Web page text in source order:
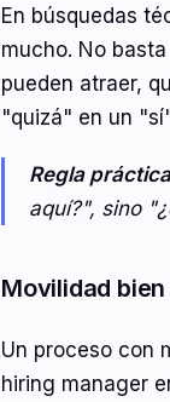
En búsquedas
mucho. No
pueden atraer,
"quizá" en un
Regla
aquí?", sino
Movilidad
Un proceso con
hiring manager